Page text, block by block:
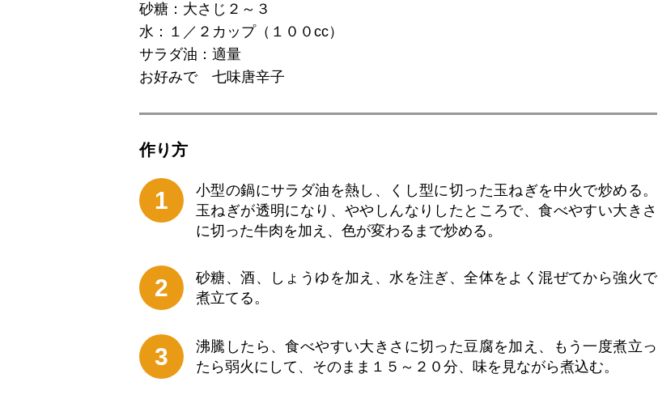
砂糖：大さじ２～３
水：１／２カップ（１００cc）
サラダ油：適量
お好みで 七味唐辛子
作り⽅
1
小型の鍋にサラダ油を熱し、くし型に切った玉ねぎを中火で炒める。
玉ねぎが透明になり、ややしんなりしたところで、食べやすい大きさ
に切った牛肉を加え、色が変わるまで炒める。
2
砂糖、酒、しょうゆを加え、水を注ぎ、全体をよく混ぜてから強火で
煮立てる。
3
沸騰したら、食べやすい大きさに切った豆腐を加え、もう一度煮立っ
たら弱火にして、そのまま１５～２０分、味を見ながら煮込む。